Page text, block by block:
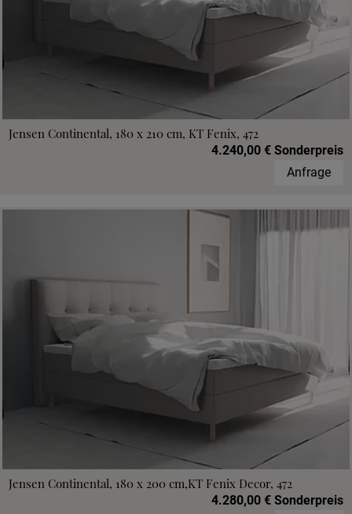
Jensen Continental, 180 x 210 cm, KT Fenix, 472
4.240,00 € Sonderpreis
Anfrage
Jensen Continental, 180 x 200 cm,KT Fenix Decor, 472
4.280,00 € Sonderpreis